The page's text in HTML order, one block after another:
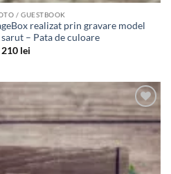
/ GUESTBOOK
realizat prin gravare model
– Pata de culoare
210 lei
Adauga
in lista